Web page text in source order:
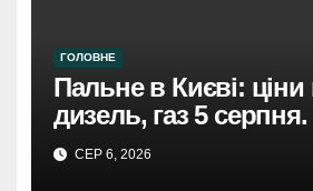
ГОЛОВНЕ
Пальне в Києві:
дизель, газ 5
СЕР 6, 2026